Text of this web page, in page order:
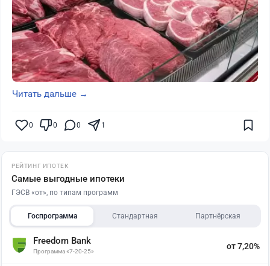
Читать дальше →
0 0 0 1
РЕЙТИНГ ИПОТЕК
Самые выгодные ипотеки
ГЭСВ «от», по типам программ
Госпрограмма Стандартная Партнёрская
Freedom Bank
Программа «7-20-25»
от 7,20%